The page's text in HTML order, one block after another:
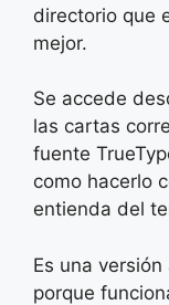
directorio que
mejor.
Se accede
las cartas
fuente
como hacerlo
entienda del
Es una
porque